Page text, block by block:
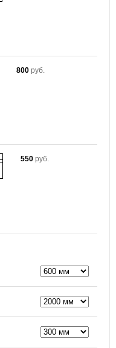
800 руб.
550 руб.